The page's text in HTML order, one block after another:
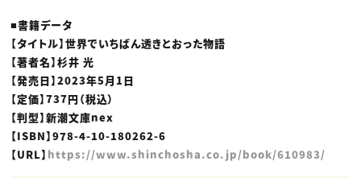
■書籍データ
【タイトル】世界でいちばん透きとおった物語
【著者名】杉井 光
【発売日】2023年5月1日
【定価】737円（税込）
【判型】新潮文庫nex
【ISBN】978-4-10-180262-6
【URL】 https://www.shinchosha.co.jp/book/610983/